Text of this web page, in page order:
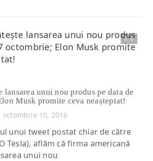
0
Citește articolul complet
lansarea unui nou produs pe data de
Musk promite ceva neașteptat!
octombrie 10, 2016
unui tweet postat chiar de către
Tesla), aflăm că firma americană
unui nou